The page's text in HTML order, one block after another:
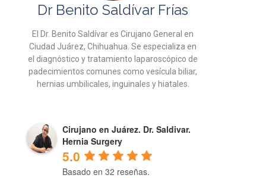
Dr Benito Saldívar Frías
El Dr. Benito Saldívar es Cirujano General en
Ciudad Juárez, Chihuahua. Se especializa en
el diagnóstico y tratamiento laparoscópico de
padecimientos comunes como vesícula biliar,
hernias umbilicales, inguinales y hiatales.
Cirujano en Juárez. Dr. Saldivar.
Hernia Surgery
5.0
Basado en 32 reseñas.